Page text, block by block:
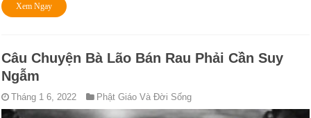
Xem Ngay
Câu Chuyện Bà Lão Bán Rau Phải Cần Suy
Ngẫm
Tháng 1 6, 2022 Phật Giáo Và Đời Sống